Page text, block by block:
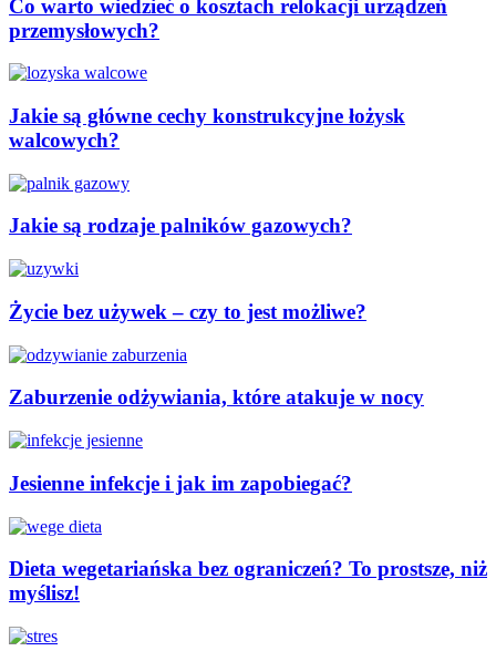
Co warto wiedzieć o kosztach relokacji urządzeń
przemysłowych?
Jakie są główne cechy konstrukcyjne łożysk
walcowych?
Jakie są rodzaje palników gazowych?
Życie bez używek – czy to jest możliwe?
Zaburzenie odżywiania, które atakuje w nocy
Jesienne infekcje i jak im zapobiegać?
Dieta wegetariańska bez ograniczeń? To prostsze, niż
myślisz!